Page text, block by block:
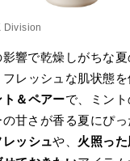
Division
響で乾燥しがちな夏
レッシュな肌状態
＆ペアーで、ミン
甘さが香る夏にぴ
レッシュや、 火照っ